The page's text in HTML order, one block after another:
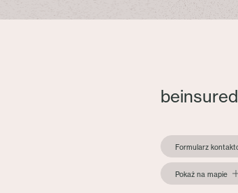
Formularz
Pokaż na mapie